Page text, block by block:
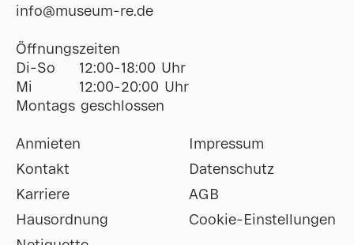
ofni@museum-re de
Öffnungszeiten
Di-So
12:00-18:00 Uhr
Mi
12:00-20:00 Uhr
Montags geschlossen
Anmieten
Kontakt
Karriere
Hausordnung
Impressum
Datenschutz
AGB
Cookie-Einstellungen